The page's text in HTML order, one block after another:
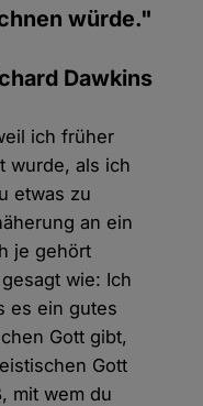
würde."
Dawkins
ich früher
wurde, als ich
etwas zu
an ein
je gehört
wie: Ich
es ein gutes
Gott gibt,
Gott
mit wem du